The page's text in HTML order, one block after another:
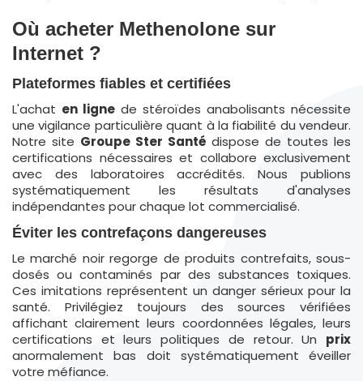
Où acheter Methenolone sur
Internet ?
Plateformes fiables et certifiées
L'achat en ligne de stéroïdes anabolisants nécessite
une vigilance particulière quant à la fiabilité du vendeur.
Notre site Groupe Ster Santé dispose de toutes les
certifications nécessaires et collabore exclusivement
avec des laboratoires accrédités. Nous publions
systématiquement les résultats d'analyses
indépendantes pour chaque lot commercialisé.
Éviter les contrefaçons dangereuses
Le marché noir regorge de produits contrefaits, sous-
dosés ou contaminés par des substances toxiques.
Ces imitations représentent un danger sérieux pour la
santé. Privilégiez toujours des sources vérifiées
affichant clairement leurs coordonnées légales, leurs
certifications et leurs politiques de retour. Un prix
anormalement bas doit systématiquement éveiller
votre méfiance.